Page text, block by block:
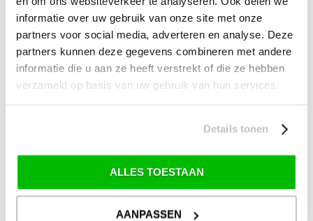
informatie over uw gebruik van onze site met onze
partners voor social media, adverteren en analyse. Deze
partners kunnen deze gegevens combineren met andere
informatie die u aan ze heeft verstrekt of die ze hebben
verzameld op basis van uw gebruik van hun services.
Details tonen
ALLES TOESTAAN
AANPASSEN
GEEN VERZENDKOSTEN BOVEN € 175,-
(bij verzending via Pakketdienst tot 10 kg)*
Levertijd: 2-4 werkdagen
*) Voor grotere pakketverzendingen en bijzondere (buitenland) bestemmingen kunnen
Kijk hier voor de ruilen-retourneren procedure
Nieuw Buinen (Stadskanaal)
info@tevelde.nl